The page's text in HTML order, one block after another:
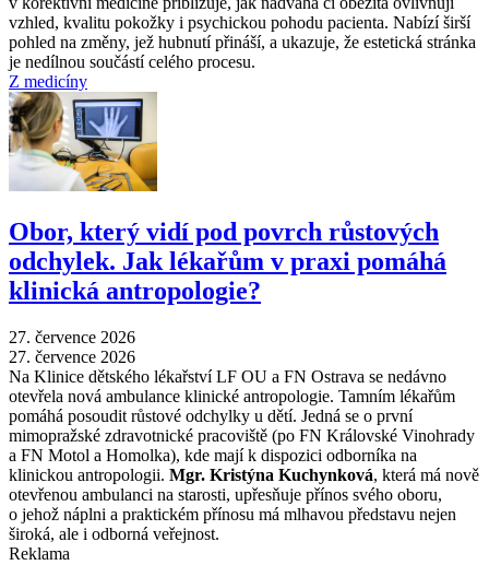
vzhled, kvalitu pokožky i psychickou pohodu pacienta. Nabízí širší
pohled na změny, jež hubnutí přináší, a ukazuje, že estetická stránka
je nedílnou součástí celého procesu.
Z medicíny
Obor, který vidí pod povrch růstových
odchylek. Jak lékařům v praxi pomáhá
klinická antropologie?
27. července 2026
27. července 2026
Na Klinice dětského lékařství LF OU a FN Ostrava se nedávno
otevřela nová ambulance klinické antropologie. Tamním lékařům
pomáhá posoudit růstové odchylky u dětí. Jedná se o první
mimopražské zdravotnické pracoviště (po FN Královské Vinohrady
a FN Motol a Homolka), kde mají k dispozici odborníka na
klinickou antropologii. Mgr. Kristýna Kuchynková, která má nově
otevřenou ambulanci na starosti, upřesňuje přínos svého oboru,
o jehož náplni a praktickém přínosu má mlhavou představu nejen
široká, ale i odborná veřejnost.
Reklama